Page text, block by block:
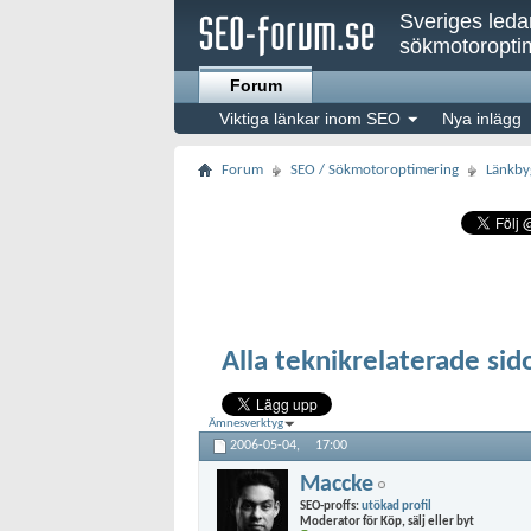
Sveriges
Forum
Viktiga länkar inom SEO
Nya inlägg
Forum SEO / Sökmotoroptimering
Alla teknikrelaterade
Ämnesverktyg
2006-05-04, 17:00
Maccke
SEO-proffs:utökad profil
Moderator för Köp, sälj eller byt